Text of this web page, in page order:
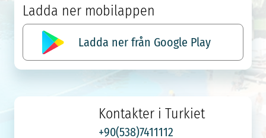
Kontakter i Turkiet
+90(538)7411112
Ladda ner mobilappen
Ladda ner från Google Play